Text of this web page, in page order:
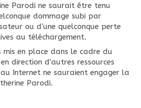
Parodi ne saurait être tenu
dommage subi par
ou d'une quelconque perte
au téléchargement.
mis en place dans le cadre du
direction d'autres ressources
Internet ne sauraient engager la
Parodi.